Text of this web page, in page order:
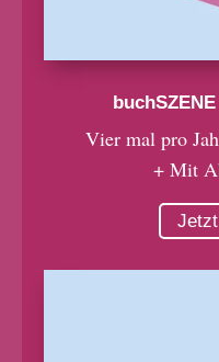
Vier mal pro
+ Mit